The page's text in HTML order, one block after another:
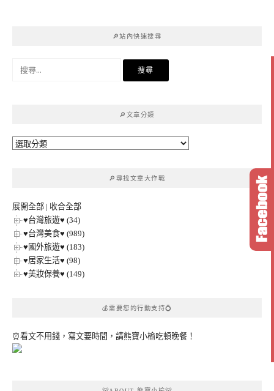
🔎站內快速搜尋
🔎文章分類
🔎
🔎尋找文章大作戰
展開全部 | 收合全部
♥台灣旅遊♥ (34)
♥台灣美食♥ (989)
♥國外旅遊♥ (183)
♥居家生活♥ (98)
♥美妝保養♥ (149)
💰需要您的行動支持💍
⏰看文不用錢，寫文要時間，請熊寶小榆吃頓晚餐！